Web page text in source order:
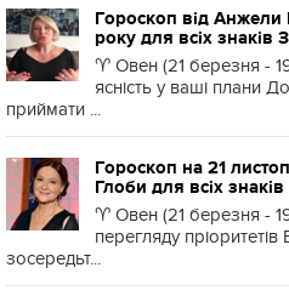
Гороскоп від Анжели
року для всіх знаків
♈️ Овен (21 березня -
ясність у ваші плани
приймати ...
Гороскоп на 21
Глоби для всіх знаків
♈️ Овен (21 березня -
перегляду пріоритетів
зосередьт...